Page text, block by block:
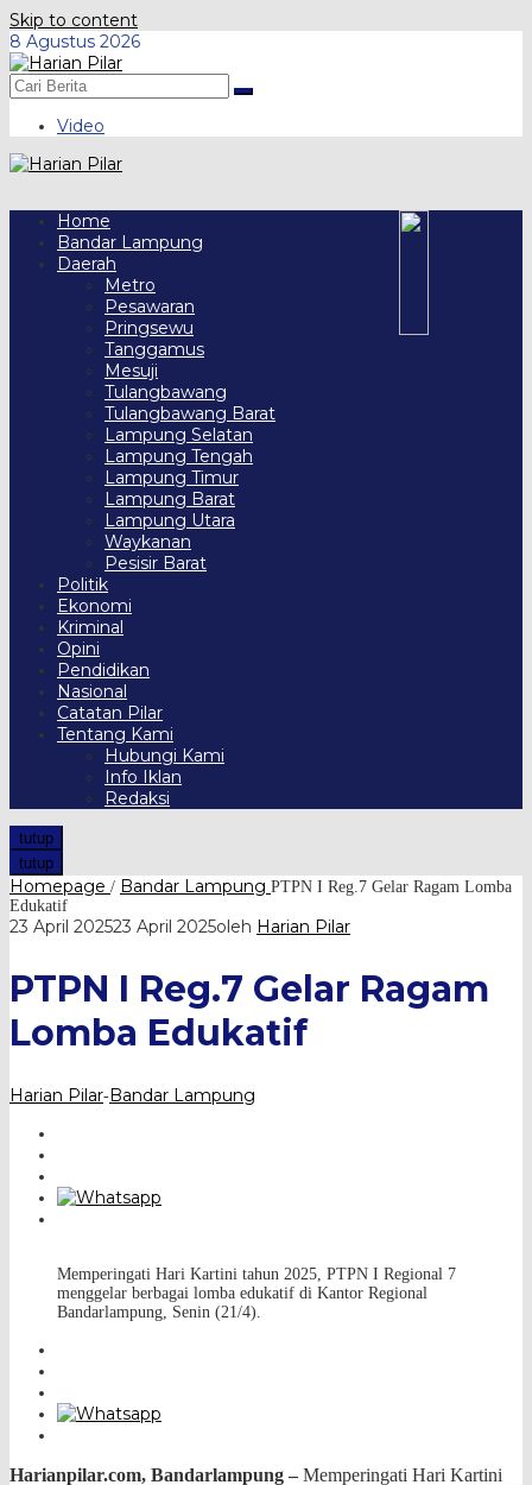
Skip to content
8 Agustus 2026
Video
Home
Bandar Lampung
Daerah
Metro
Pesawaran
Pringsewu
Tanggamus
Mesuji
Tulangbawang
Tulangbawang Barat
Lampung Selatan
Lampung Tengah
Lampung Timur
Lampung Barat
Lampung Utara
Waykanan
Pesisir Barat
Politik
Ekonomi
Kriminal
Opini
Pendidikan
Nasional
Catatan Pilar
Tentang Kami
Hubungi Kami
Info Iklan
Redaksi
tutup
tutup
Homepage / Bandar Lampung PTPN I Reg.7 Gelar Ragam Lomba
Edukatif
23 April 202523 April 2025oleh Harian Pilar
PTPN I Reg.7 Gelar Ragam
Lomba Edukatif
Harian Pilar-Bandar Lampung
Memperingati Hari Kartini tahun 2025, PTPN I Regional 7
menggelar berbagai lomba edukatif di Kantor Regional
Bandarlampung, Senin (21/4).
Harianpilar.com, Bandarlampung – Memperingati Hari Kartini